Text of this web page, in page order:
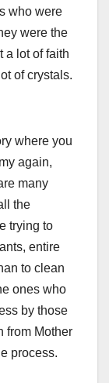
who were
were the
a lot of faith
of crystals.
where you
again,
many
the
trying to
entire
to clean
ones who
by those
from Mother
process.